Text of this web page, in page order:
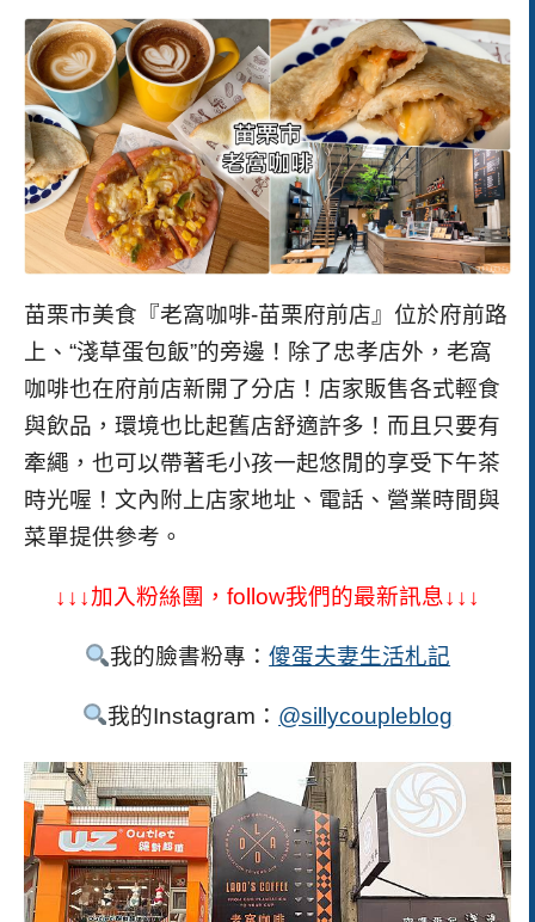
苗栗市美食『老窩咖啡-苗栗府前店』位於府前路
上、“淺草蛋包飯”的旁邊！除了忠孝店外，老窩
咖啡也在府前店新開了分店！店家販售各式輕食
與飲品，環境也比起舊店舒適許多！而且只要有
牽繩，也可以帶著毛小孩一起悠閒的享受下午茶
時光喔！文內附上店家地址、電話、營業時間與
菜單提供參考。
↓↓↓加入粉絲團，follow我們的最新訊息↓↓↓
我的臉書粉專：傻蛋夫妻生活札記
我的Instagram： @sillycoupleblog